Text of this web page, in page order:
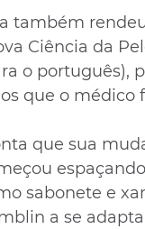
também
Ciência da
o português),
que o médico
que sua
sabonete e
a se